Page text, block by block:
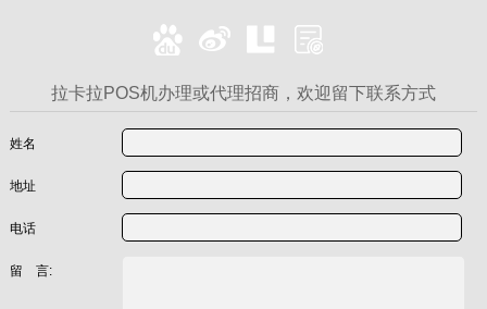
拉卡拉POS机办理或代理招商，欢迎留下联系方式
姓名
地址
电话
留 言: